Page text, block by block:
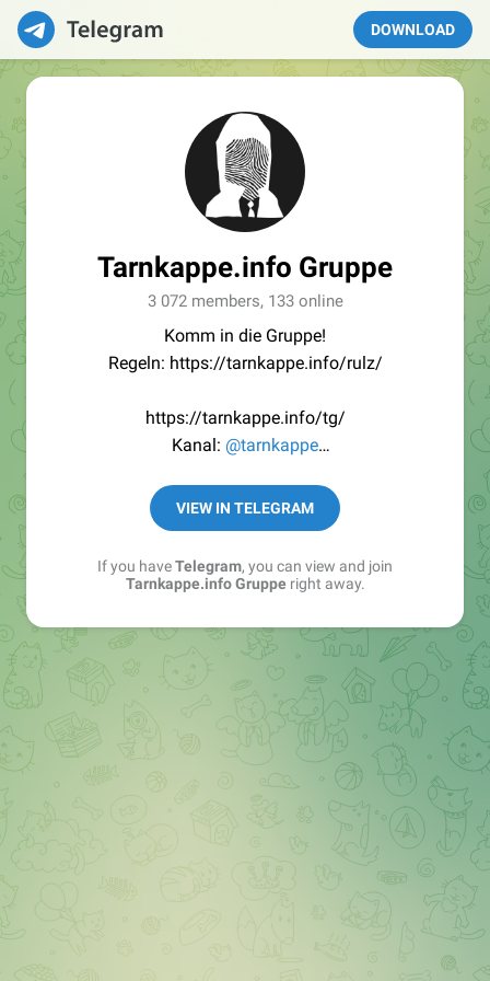
DOWNLOAD
Tarnkappe.info Gruppe
3 072 members, 133 online
Komm in die Gruppe!
Regeln: https://tarnkappe.info/rulz/
https://tarnkappe.info/tg/
Kanal: @tarnkappe
Best of:@bestoftarnkappe
Kochen: https://t.me/+WSW5F1VcmhliMjk6
VIEW IN TELEGRAM
If you haveTelegram, you can view and join
Tarnkappe.info Grupperight away.